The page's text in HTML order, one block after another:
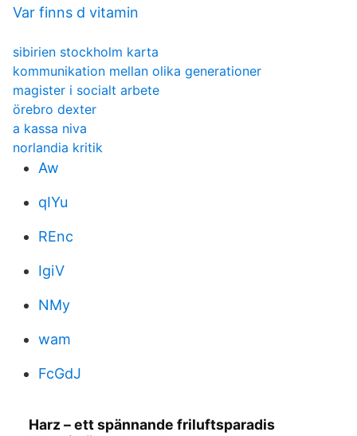
Var finns d vitamin
sibirien stockholm karta
kommunikation mellan olika generationer
magister i socialt arbete
örebro dexter
a kassa niva
norlandia kritik
Aw
qIYu
REnc
IgiV
NMy
wam
FcGdJ
Harz – ett spännande friluftsparadis